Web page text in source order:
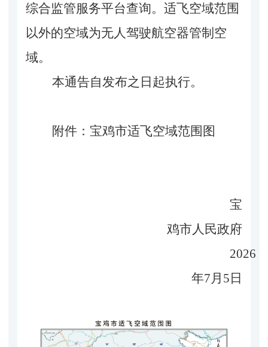
综合监管服务平台查询。适飞空域范围
以外的空域为无人驾驶航空器管制空
域。
本通告自发布之日起执行。
附件： 宝鸡市适飞空域范围图
宝
鸡市人民政府
2026
年7月5日